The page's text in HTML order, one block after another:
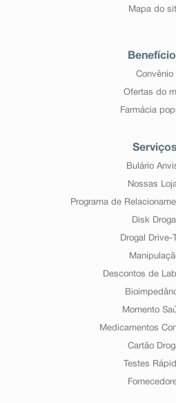
Mapa do
Convênio
Ofertas do
Farmácia
Serviços
Bulário
Nossas
Programa de
Disk Drogal
Drogal Drive-
Descontos de
Momento
Medicamentos
Cartão
Testes